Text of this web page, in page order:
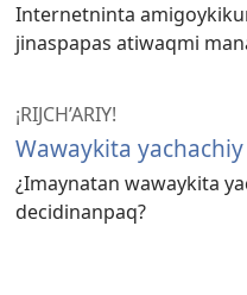
Internetninta
jinaspapas atiwaqmi
¡RIJCH’ARIY!
Wawaykita
¿Imaynatan wawaykita
decidinanpaq?